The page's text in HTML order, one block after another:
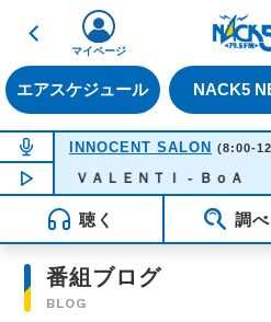
戻る
エアスケジュール NACK5
マイページ
NOW ON AIR
INNOCENT SALON (8:00-
NOW PLAYING 09:29
ＶＡＬＥＮＴＩ - ＢｏＡ
聴く 調
番組ブログ
BLOG